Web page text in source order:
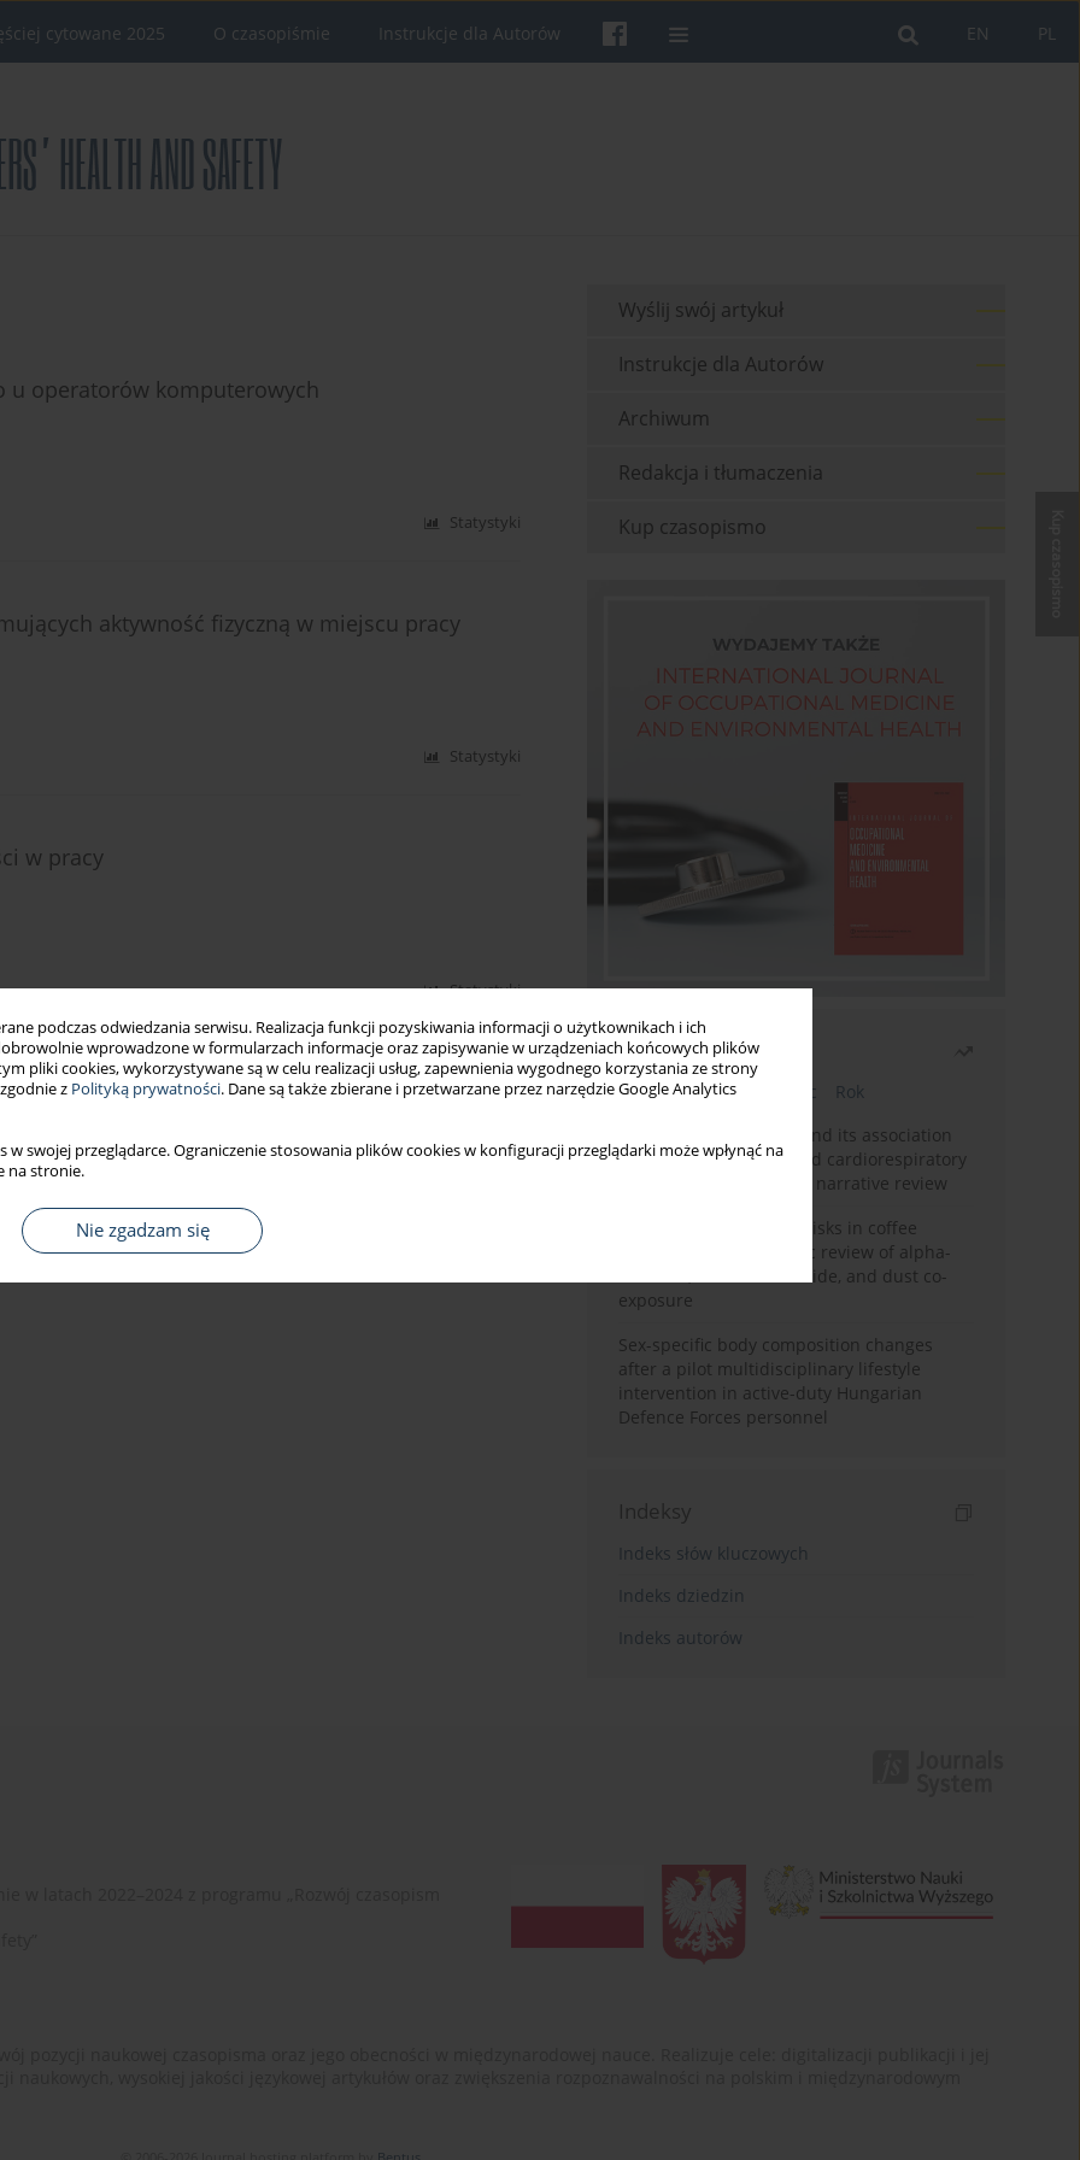
podczas odwiedzania serwisu. Realizacja funkcji pozyskiwania informacji o użytkownikach i ich
wprowadzone w formularzach informacje oraz zapisywanie w urządzeniach końcowych plików
pliki cookies, wykorzystywane są w celu realizacji usług, zapewnienia wygodnego korzystania ze strony
z Polityką prywatności. Dane są także zbierane i przetwarzane przez narzędzie Google Analytics
w swojej przeglądarce. Ograniczenie stosowania plików cookies w konfiguracji przeglądarki może wpłynąć na
na stronie.
Nie zgadzam się
PL
EN
cytowane 2025 O czasopiśmie Instrukcje dla Autorów
u operatorów komputerowych
Statystyki
aktywność fizyczną w miejscu pracy
Statystyki
w pracy
Statystyki
choroby symulatorowej i zmęczenie po
Wyślij swój artykuł
Instrukcje dla Autorów
Archiwum
Redakcja i tłumaczenia
Kup czasopismo
Najczęściej czytane
Bieżący numer Miesiąc
Rok
Occupational burnout and its association
with physical activity and cardiorespiratory
fitness among nurses: a narrative review
Synergistic respiratory risks in coffee
processing: a systematic review of alpha-
diketone, carbon monoxide, and dust co-
exposure
Sex-specific body composition changes
after a pilot multidisciplinary lifestyle
intervention in active-duty Hungarian
Defence Forces personnel
Indeksy
Indeks słów kluczowych
Indeks dziedzin
Indeks autorów